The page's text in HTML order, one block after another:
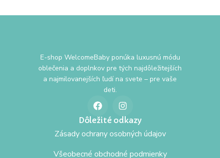
E-shop WelcomeBaby ponúka luxusnú módu
oblečenia a doplnkov pre tých najdôležitejších
a najmilovanejších ľudí na svete – pre vaše
deti.
Dôležité odkazy
Zásady ochrany osobných údajov
Všeobecné obchodné podmienky